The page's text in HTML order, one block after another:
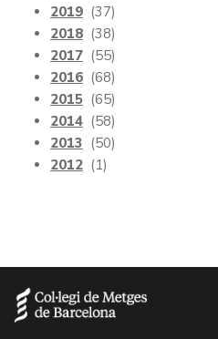
2019 (37)
2018 (38)
2017 (55)
2016 (68)
2015 (65)
2014 (58)
2013 (50)
2012 (1)